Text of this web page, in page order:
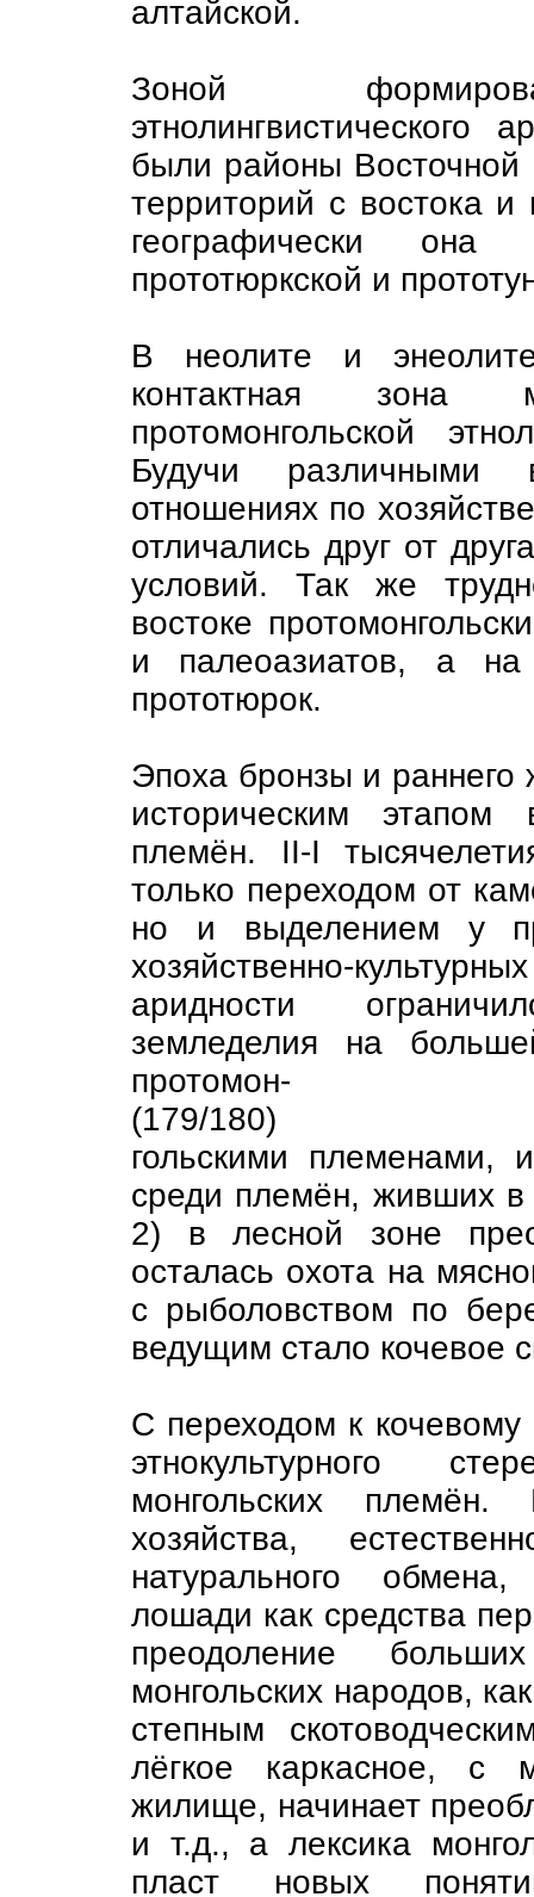
алтайской.
Зоной
этнолингвистического
были районы
территорий с востока
географически
прототюркской и
В неолите и
контактная зона
протомонгольской
Будучи
отношениях по
отличались друг от
условий. Так же
востоке
и палеоазиатов, а
прототюрок.
Эпоха бронзы и раннего
историческим этапом
племён. II-I
только переходом от
но и выделением у
хозяйственно-
аридности
земледелия на
протомон-
(179/180)
гольскими племенами,
среди племён, живших в
2) в лесной зоне
осталась охота на
с рыболовством по
ведущим стало кочевое
С переходом к кочевому
этнокультурного
монгольских племён.
хозяйства,
натурального
лошади как средства
преодоление
монгольских народов,
степным
лёгкое каркасное, с
жилище, начинает
и т.д., а лексика
пласт новых